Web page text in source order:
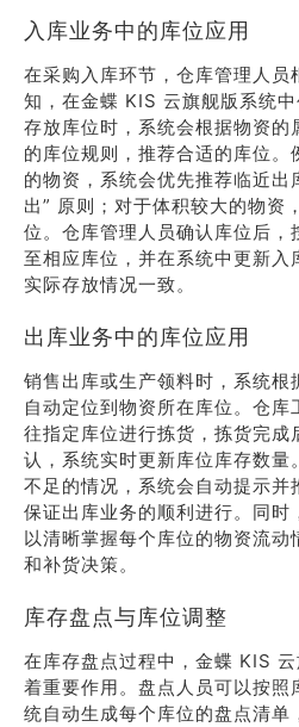
入库业务中的库位应用
在采购入库环节，仓库管理人员
知，在金蝶 KIS 云旗舰版系统
存放库位时，系统会根据物资的
的库位规则，推荐合适的库位
的物资，系统会优先推荐临近出
出” 原则；对于体积较大的物资
位。仓库管理人员确认库位后，
至相应库位，并在系统中更新入
实际存放情况一致。
出库业务中的库位应用
销售出库或生产领料时，系统根
自动定位到物资所在库位。仓
往指定库位进行拣货，拣货完成
认，系统实时更新库位库存数量
不足的情况，系统会自动提示并
保证出库业务的顺利进行。同时
以清晰掌握每个库位的物资流
和补货决策。
库存盘点与库位调整
在库存盘点过程中，金蝶 KIS
着重要作用。盘点人员可以按照
统自动生成每个库位的盘点清单